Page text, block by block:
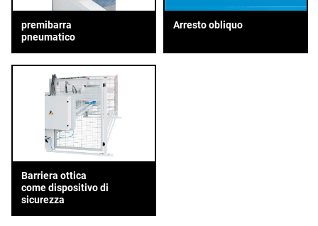
premibarra
pneumatico
Arresto obliquo
Barriera ottica
come dispositivo di
sicurezza